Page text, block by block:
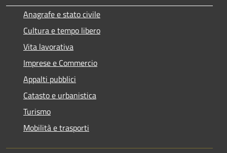
Anagrafe e stato civile
Cultura e tempo libero
Vita lavorativa
Imprese e Commercio
Appalti pubblici
Catasto e urbanistica
Turismo
Mobilità e trasporti